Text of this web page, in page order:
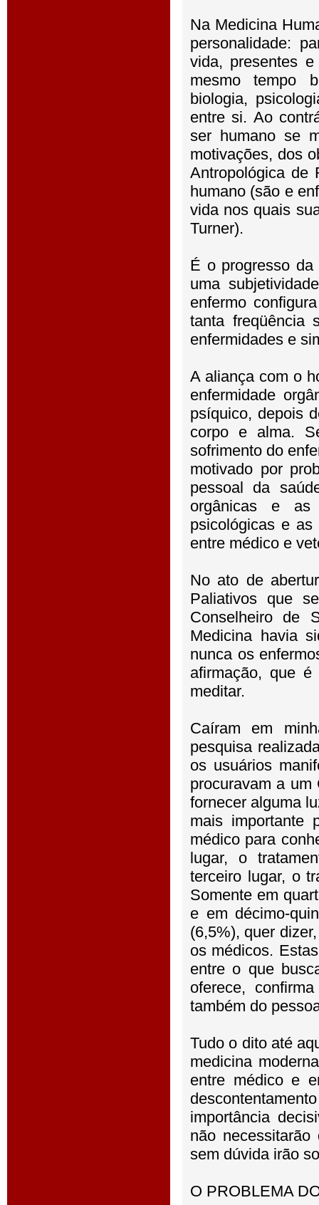
Na Medicina
personalidade:
vida, presentes
mesmo tempo
biologia,
entre si. Ao
ser humano se
motivações, dos
Antropológica de
humano (são e
vida nos quais
Turner).
É o progresso da
uma
enfermo
tanta freqüência
enfermidades e
A aliança com o
enfermidade
psíquico, depois
corpo e alma.
sofrimento do
motivado por
pessoal da
orgânicas e as
psicológicas e
entre médico e
No ato de
Paliativos que
Conselheiro de
Medicina havia
nunca os
afirmação, que
meditar.
Caíram em
pesquisa
os usuários
procuravam a um
fornecer alguma
mais importante
médico para
lugar, o
terceiro lugar, o
Somente em
e em décimo-
(6,5%), quer
os médicos.
entre o que
oferece,
também do
Tudo o dito até
medicina
entre médico e
importância
não
sem dúvida irão
O PROBLEMA